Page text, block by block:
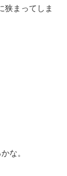
狭まってしま
な。